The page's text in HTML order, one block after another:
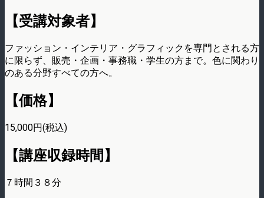
【受講対象者】
ファッション・インテリア・グラフィックを専門とされる方
に限らず、販売・企画・事務職・学生の方まで。色に関わり
のある分野すべての方へ。
【価格】
15,000円(税込)
【講座収録時間】
７時間３８分